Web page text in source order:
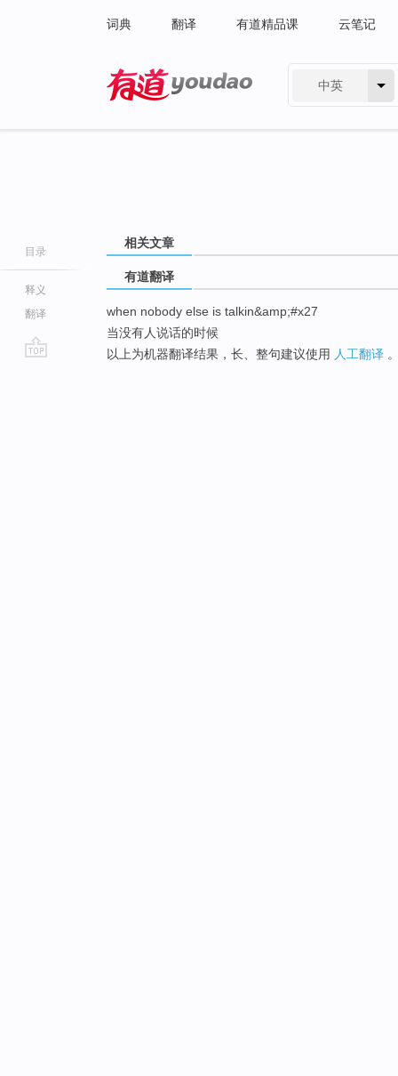
词典 翻译 有道精品课 云笔记
中英
目录
释义
翻译
相关文章
有道翻译
when nobody else is talkin&amp;#x27
当没有人说话的时候
以上为机器翻译结果，长、整句建议使用 人工翻译